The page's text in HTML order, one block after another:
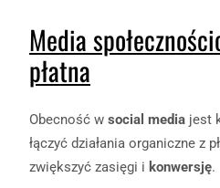
Media
płatna
Obecność w social media jest
łączyć działania organiczne z
zwiększyć zasięgi i konwersję.